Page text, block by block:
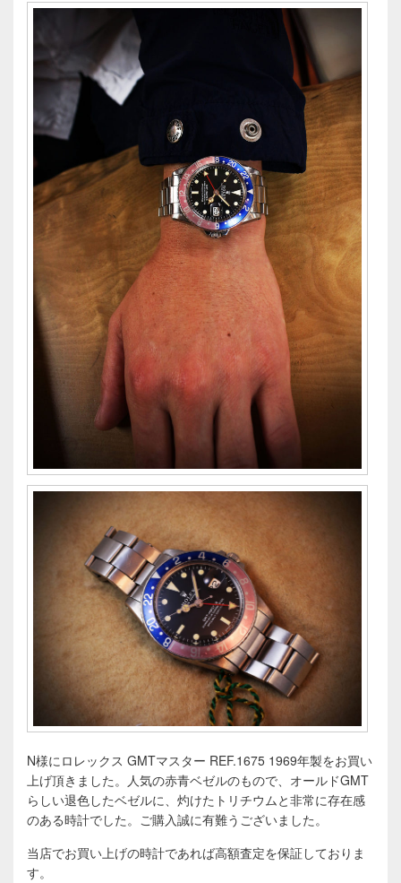
N様にロレックス GMTマスター REF.1675 1969年製をお買い
上げ頂きました。人気の赤青ベゼルのもので、オールドGMT
らしい退色したベゼルに、灼けたトリチウムと非常に存在感
のある時計でした。ご購入誠に有難うございました。
当店でお買い上げの時計であれば高額査定を保証しておりま
す。